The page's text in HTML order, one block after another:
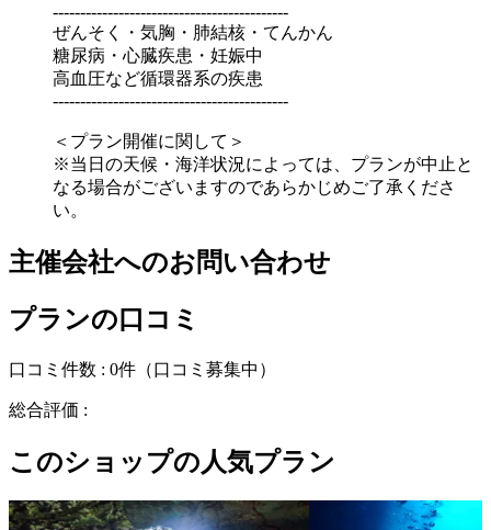
-------------------------------------------
ぜんそく・気胸・肺結核・てんかん
糖尿病・心臓疾患・妊娠中
高血圧など循環器系の疾患
-------------------------------------------
＜プラン開催に関して＞
※当日の天候・海洋状況によっては、プランが中止と
なる場合がございますのであらかじめご了承くださ
い。
主催会社へのお問い合わせ
プランの口コミ
口コミ件数 : 0件 （口コミ募集中）
総合評価 :
このショップの人気プラン